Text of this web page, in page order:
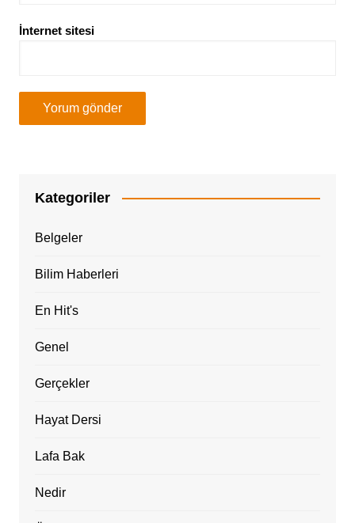
İnternet sitesi
Kategoriler
Belgeler
Bilim Haberleri
En Hit's
Genel
Gerçekler
Hayat Dersi
Lafa Bak
Nedir